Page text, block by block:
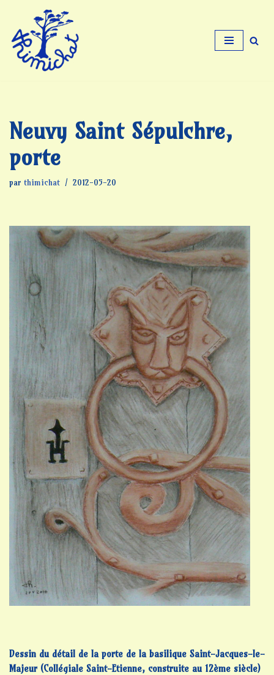
Aller
au
contenu
Neuvy Saint Sépulchre,
porte
par thimichat 2012-05-20
Dessin du détail de la porte de la basilique Saint-Jacques-le-
Majeur (Collégiale Saint-Etienne, construite au 12ème siècle)